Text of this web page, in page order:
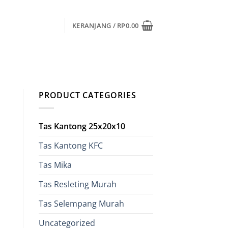
KERANJANG / RP0.00
PRODUCT CATEGORIES
Tas Kantong 25x20x10
Tas Kantong KFC
Tas Mika
Tas Resleting Murah
Tas Selempang Murah
Uncategorized